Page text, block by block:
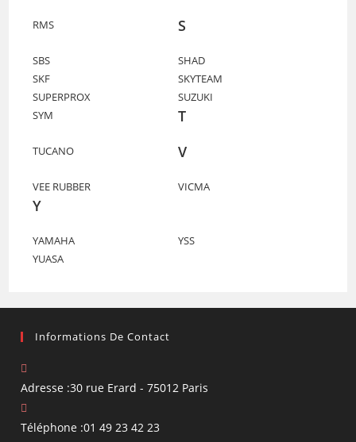
RMS S
SBS
SHAD
SKF
SKYTEAM
SUPERPROX
SUZUKI
SYM
T
TUCANO V
VEE RUBBER VICMA
Y
YAMAHA
YSS
YUASA
Informations De Contact
Adresse :30 rue Erard - 75012 Paris
Téléphone :01 49 23 42 23